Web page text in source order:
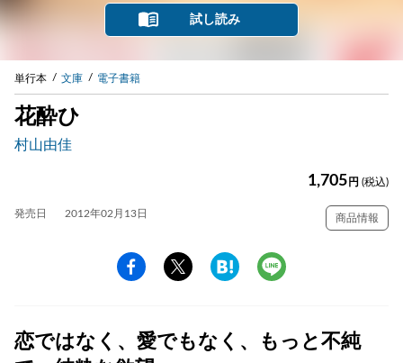
試し読み
単行本 文庫 電子書籍
花酔ひ
村山由佳
1,705 円 (税込)
発売日 2012年02月13日 商品情報
恋ではなく、愛でもなく、もっと不純